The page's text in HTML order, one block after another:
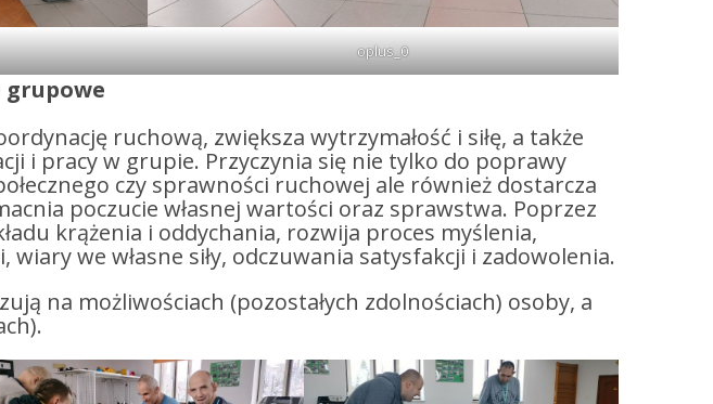
oplus_0
ruchową, zwiększa wytrzymałość i siłę, a także
i pracy w grupie. Przyczynia się nie tylko do poprawy
czy sprawności ruchowej ale również dostarcza
poczucie własnej wartości oraz sprawstwa. Poprzez
krążenia i oddychania, rozwija proces myślenia,
we własne siły, odczuwania satysfakcji i zadowolenia.
na możliwościach (pozostałych zdolnościach) osoby, a